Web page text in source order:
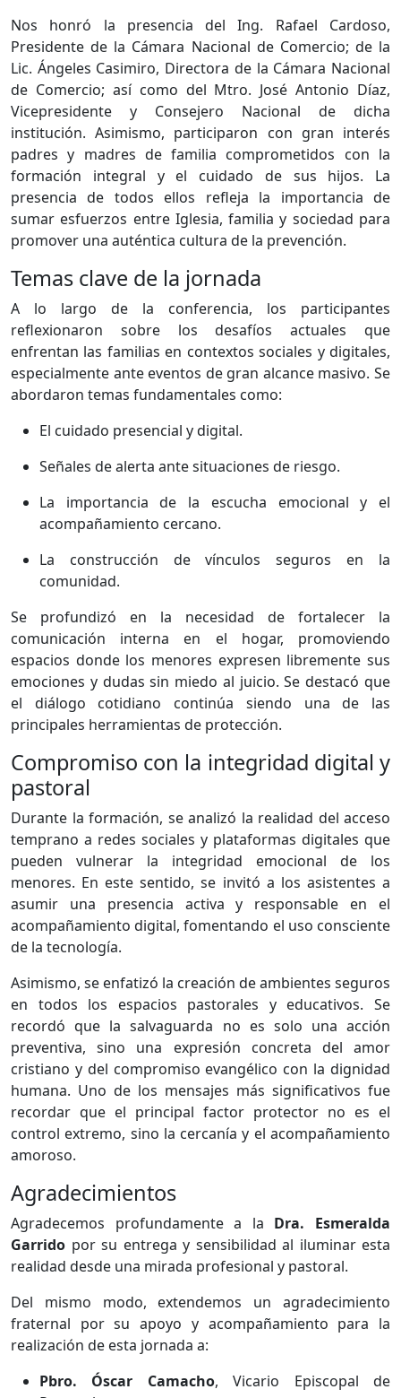
Nos honró la presencia del Ing. Rafael Cardoso,
Presidente de la Cámara Nacional de Comercio; de la
Lic. Ángeles Casimiro, Directora de la Cámara Nacional
de Comercio; así como del Mtro. José Antonio Díaz,
Vicepresidente y Consejero Nacional de dicha
institución. Asimismo, participaron con gran interés
padres y madres de familia comprometidos con la
formación integral y el cuidado de sus hijos. La
presencia de todos ellos refleja la importancia de
sumar esfuerzos entre Iglesia, familia y sociedad para
promover una auténtica cultura de la prevención.
Temas clave de la jornada
A lo largo de la conferencia, los participantes
reflexionaron sobre los desafíos actuales que
enfrentan las familias en contextos sociales y digitales,
especialmente ante eventos de gran alcance masivo. Se
abordaron temas fundamentales como:
El cuidado presencial y digital.
Señales de alerta ante situaciones de riesgo.
La importancia de la escucha emocional y el
acompañamiento cercano.
La construcción de vínculos seguros en la
comunidad.
Se profundizó en la necesidad de fortalecer la
comunicación interna en el hogar, promoviendo
espacios donde los menores expresen libremente sus
emociones y dudas sin miedo al juicio. Se destacó que
el diálogo cotidiano continúa siendo una de las
principales herramientas de protección.
Compromiso con la integridad digital y
pastoral
Durante la formación, se analizó la realidad del acceso
temprano a redes sociales y plataformas digitales que
pueden vulnerar la integridad emocional de los
menores. En este sentido, se invitó a los asistentes a
asumir una presencia activa y responsable en el
acompañamiento digital, fomentando el uso consciente
de la tecnología.
Asimismo, se enfatizó la creación de ambientes seguros
en todos los espacios pastorales y educativos. Se
recordó que la salvaguarda no es solo una acción
preventiva, sino una expresión concreta del amor
cristiano y del compromiso evangélico con la dignidad
humana. Uno de los mensajes más significativos fue
recordar que el principal factor protector no es el
control extremo, sino la cercanía y el acompañamiento
amoroso.
Agradecimientos
Agradecemos profundamente a la Dra. Esmeralda
Garrido por su entrega y sensibilidad al iluminar esta
realidad desde una mirada profesional y pastoral.
Del mismo modo, extendemos un agradecimiento
fraternal por su apoyo y acompañamiento para la
realización de esta jornada a:
Pbro. Óscar Camacho, Vicario Episcopal de